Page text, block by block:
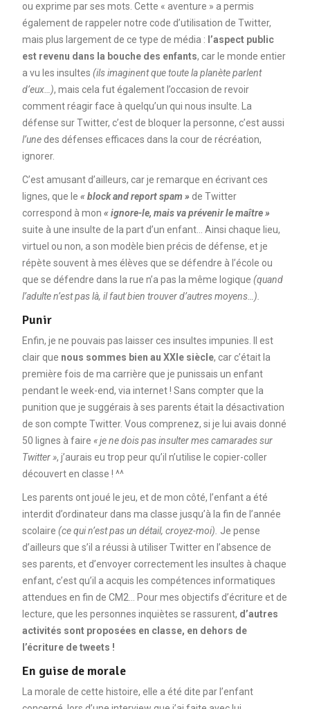
ou exprime par ses mots. Cette « aventure » a permis
également de rappeler notre code d’utilisation de Twitter,
mais plus largement de ce type de média : l’aspect public
est revenu dans la bouche des enfants, car le monde entier
a vu les insultes (ils imaginent que toute la planète parlent
d’eux…), mais cela fut également l’occasion de revoir
comment réagir face à quelqu’un qui nous insulte. La
défense sur Twitter, c’est de bloquer la personne, c’est aussi
l’unedes défenses efficaces dans la cour de récréation,
ignorer.
C’est amusant d’ailleurs, car je remarque en écrivant ces
lignes, que le « block and report spam »de Twitter
correspond à mon « ignore-le, mais va prévenir le maître »
suite à une insulte de la part d’un enfant… Ainsi chaque lieu,
virtuel ou non, a son modèle bien précis de défense, et je
répète souvent à mes élèves que se défendre à l’école ou
que se défendre dans la rue n’a pas la même logique (quand
l’adulte n’est pas là, il faut bien trouver d’autres moyens…).
Punir
Enfin, je ne pouvais pas laisser ces insultes impunies. Il est
clair que nous sommes bien au XXIe siècle, car c’était la
première fois de ma carrière que je punissais un enfant
pendant le week-end, via internet ! Sans compter que la
punition que je suggérais à ses parents était la désactivation
de son compte Twitter. Vous comprenez, si je lui avais donné
50 lignes à faire « je ne dois pas insulter mes camarades sur
Twitter », j’aurais eu trop peur qu’il n’utilise le copier-coller
découvert en classe ! ^^
Les parents ont joué le jeu, et de mon côté, l’enfant a été
interdit d’ordinateur dans ma classe jusqu’à la fin de l’année
scolaire (ce qui n’est pas un détail, croyez-moi). Je pense
d’ailleurs que s’il a réussi à utiliser Twitter en l’absence de
ses parents, et d’envoyer correctement les insultes à chaque
enfant, c’est qu’il a acquis les compétences informatiques
attendues en fin de CM2… Pour mes objectifs d’écriture et de
lecture, que les personnes inquiètes se rassurent, d’autres
activités sont proposées en classe, en dehors de
l’écriture de tweets !
En guise de morale
La morale de cette histoire, elle a été dite par l’enfant